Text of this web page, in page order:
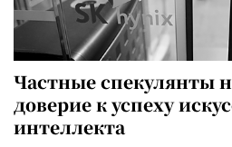
Частные спекулянты
доверие к успеху
интеллекта